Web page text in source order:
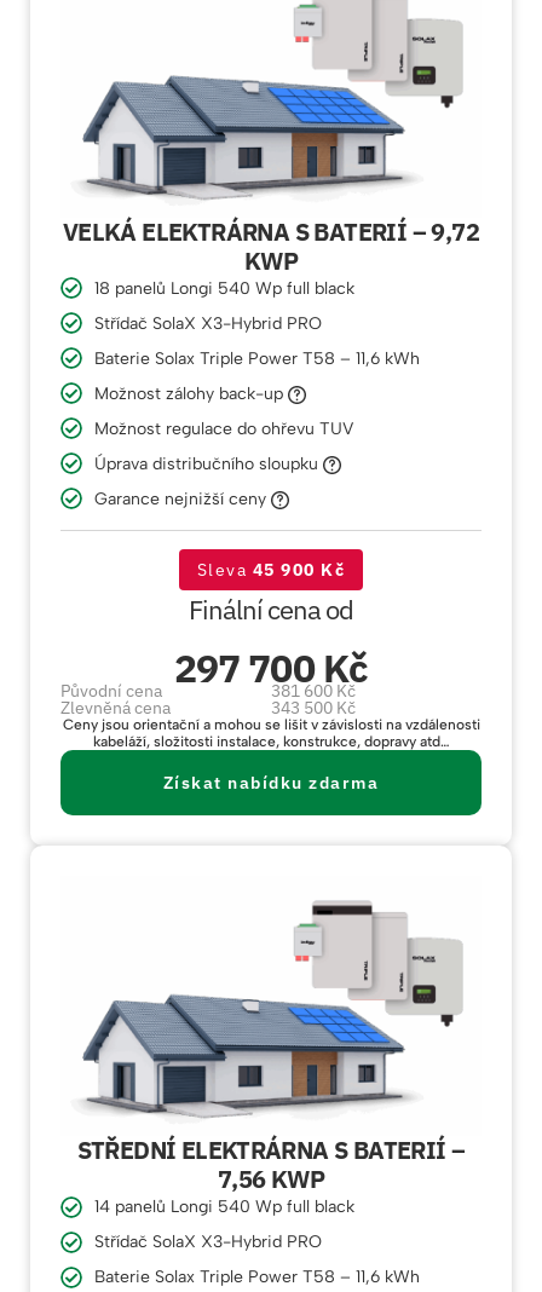
VELKÁ ELEKTRÁRNA S BATERIÍ – 9,72
KWP
18 panelů Longi 540 Wp full black
Střídač SolaX X3-Hybrid PRO
Baterie Solax Triple Power T58 – 11,6 kWh
Možnost zálohy back-up
Možnost regulace do ohřevu TUV
Úprava distribučního sloupku
Garance nejnižší ceny
Sleva 45 900 Kč
Finální cena od
297 700 Kč
Původní cena
Zlevněná cena
381 600 Kč
343 500 Kč
Ceny jsou orientační a mohou se lišit v závislosti na vzdálenosti
kabeláží, složitosti instalace, konstrukce, dopravy atd…
Získat nabídku zdarma
STŘEDNÍ ELEKTRÁRNA S BATERIÍ –
7,56 KWP
14 panelů Longi 540 Wp full black
Střídač SolaX X3-Hybrid PRO
Baterie Solax Triple Power T58 – 11,6 kWh